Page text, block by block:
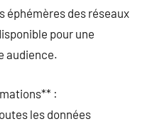
éphémères des réseaux
pour une
audience.
:
les données